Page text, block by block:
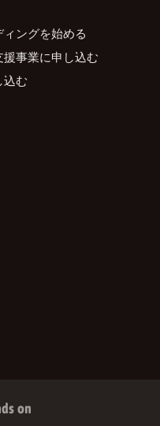
ングを始める
事業に申し込む
込む
on